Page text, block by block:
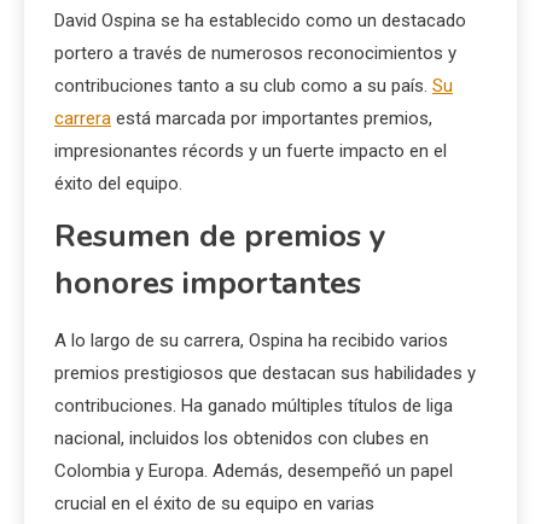
David Ospina se ha establecido como un destacado
portero a través de numerosos reconocimientos y
contribuciones tanto a su club como a su país. Su
carrera está marcada por importantes premios,
impresionantes récords y un fuerte impacto en el
éxito del equipo.
Resumen de premios y
honores importantes
A lo largo de su carrera, Ospina ha recibido varios
premios prestigiosos que destacan sus habilidades y
contribuciones. Ha ganado múltiples títulos de liga
nacional, incluidos los obtenidos con clubes en
Colombia y Europa. Además, desempeñó un papel
crucial en el éxito de su equipo en varias